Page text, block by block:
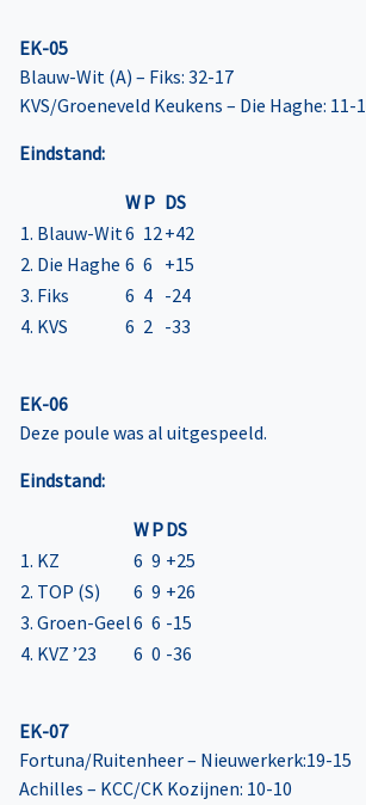
EK-05
Blauw-Wit (A) – Fiks: 32-17
KVS/Groeneveld Keukens – Die Haghe: 11-
Eindstand:
WP DS
1. Blauw-Wit6 12+42
2. Die Haghe 6 6 +15
3. Fiks
6 4 -24
4. KVS
6 2 -33
EK-06
Deze poule was al uitgespeeld.
Eindstand:
WPDS
1. KZ
6 9 +25
2. TOP (S)
6 9 +26
3. Groen-Geel6 6 -15
4. KVZ ’23
6 0 -36
EK-07
Fortuna/Ruitenheer – Nieuwerkerk:19-15
Achilles – KCC/CK Kozijnen: 10-10